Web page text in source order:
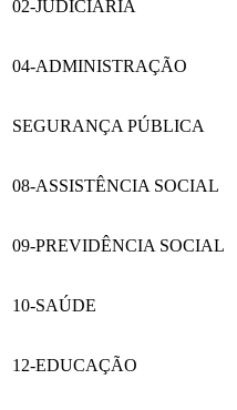
02-JUDICIÁRIA
04-ADMINISTRAÇÃO
SEGURANÇA PÚBLICA
08-ASSISTÊNCIA SOCIAL
09-PREVIDÊNCIA SOCIAL
10-SAÚDE
12-EDUCAÇÃO